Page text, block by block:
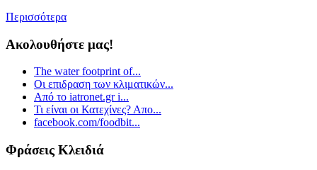
Περισσότερα
Ακολουθήστε μας!
The water footprint of...
Οι επιδραση των κλιματικών...
Από το iatronet.gr i...
Τι είναι οι Κατεχίνες? Απο...
facebook.com/foodbit...
Φράσεις Κλειδιά